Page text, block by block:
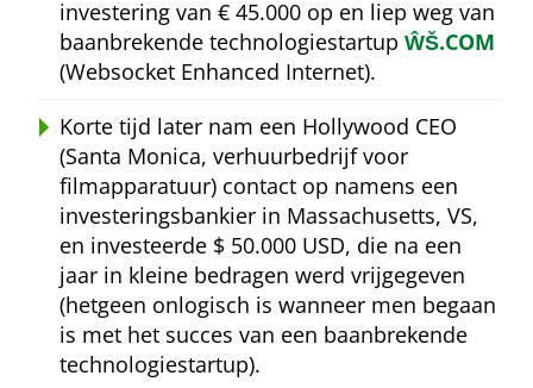
investering van € 45.000 op en liep weg van
baanbrekende technologiestartup ŴŠ.COM
(Websocket Enhanced Internet).
Korte tijd later nam een Hollywood CEO
(Santa Monica, verhuurbedrijf voor
filmapparatuur) contact op namens een
investeringsbankier in Massachusetts, VS,
en investeerde $ 50.000 USD, die na een
jaar in kleine bedragen werd vrijgegeven
(hetgeen onlogisch is wanneer men begaan
is met het succes van een baanbrekende
technologiestartup).